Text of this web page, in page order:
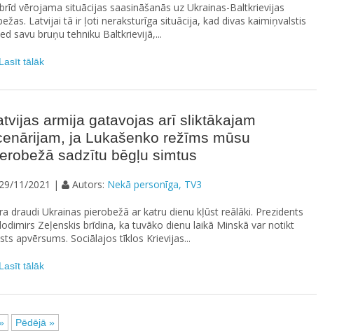
vērojama situācijas saasināšanās uz Ukrainas-Baltkrievijas
Latvijai tā ir ļoti neraksturīga situācija, kad divas kaimiņvalstis
savu bruņu tehniku Baltkrievijā,...
Lasīt tālāk
armija gatavojas arī sliktākajam
ja Lukašenko režīms mūsu
sadzītu bēgļu simtus
29/11/2021 | Autors: Nekā personīga, TV3
draudi Ukrainas pierobežā ar katru dienu kļūst reālāki. Prezidents
Zeļenskis brīdina, ka tuvāko dienu laikā Minskā var notikt
apvērsums. Sociālajos tīklos Krievijas...
Lasīt tālāk
Pēdējā »